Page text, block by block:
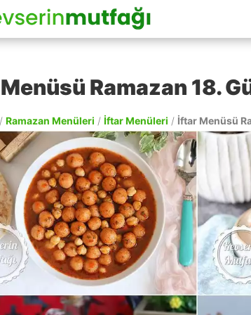
Ramazan 18.
/ Ramazan Menüleri / İftar Menüleri / İftar Menüsü